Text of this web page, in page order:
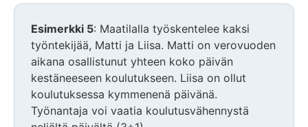
Esimerkki 5: Maatilalla työskentelee kaksi
työntekijää, Matti ja Liisa. Matti on verovuoden
aikana osallistunut yhteen koko päivän
kestäneeseen koulutukseen. Liisa on ollut
koulutuksessa kymmenenä päivänä.
Työnantaja voi vaatia koulutusvähennystä